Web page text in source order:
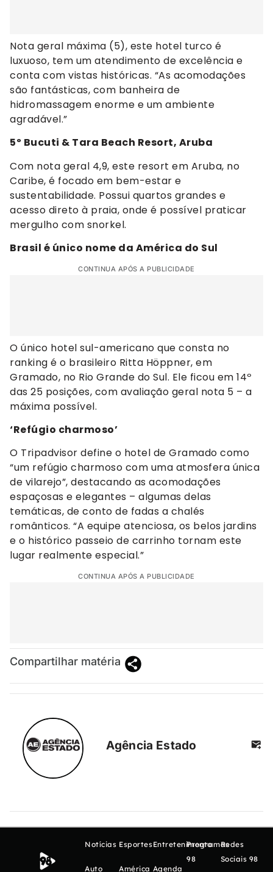
Nota geral máxima (5), este hotel turco é
luxuoso, tem um atendimento de excelência e
conta com vistas históricas. “As acomodações
são fantásticas, com banheira de
hidromassagem enorme e um ambiente
agradável.”
5º Bucuti & Tara Beach Resort, Aruba
Com nota geral 4,9, este resort em Aruba, no
Caribe, é focado em bem-estar e
sustentabilidade. Possui quartos grandes e
acesso direto à praia, onde é possível praticar
mergulho com snorkel.
Brasil é único nome da América do Sul
CONTINUA APÓS A PUBLICIDADE
O único hotel sul-americano que consta no
ranking é o brasileiro Ritta Höppner, em
Gramado, no Rio Grande do Sul. Ele ficou em 14º
das 25 posições, com avaliação geral nota 5 – a
máxima possível.
‘Refúgio charmoso’
O Tripadvisor define o hotel de Gramado como
“um refúgio charmoso com uma atmosfera única
de vilarejo”, destacando as acomodações
espaçosas e elegantes – algumas delas
temáticas, de conto de fadas a chalés
românticos. “A equipe atenciosa, os belos jardins
e o histórico passeio de carrinho tornam este
lugar realmente especial.”
CONTINUA APÓS A PUBLICIDADE
Compartilhar matéria
Agência Estado
Notícias
Auto
Esportes
América
Entretenimento
Agenda
Programas
98
Redes
Sociais 98